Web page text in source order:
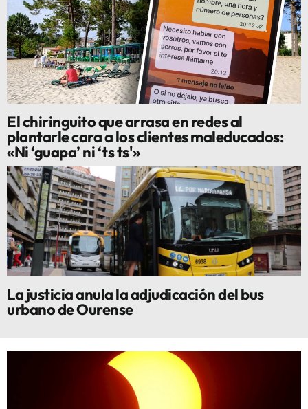
El chiringuito que arrasa en redes al
plantarle cara a los clientes maleducados:
«Ni ‘guapa’ ni ‘ts ts'»
La justicia anula la adjudicación del bus
urbano de Ourense